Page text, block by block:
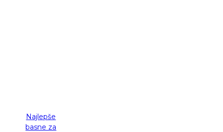
Najlepše
basne za